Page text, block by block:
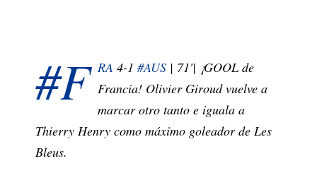
#F RA 4-1 #AUS | 71'| ¡GOOL de
Francia! Olivier Giroud vuelve a
marcar otro tanto e iguala a
Thierry Henry como máximo goleador de Les
Bleus.